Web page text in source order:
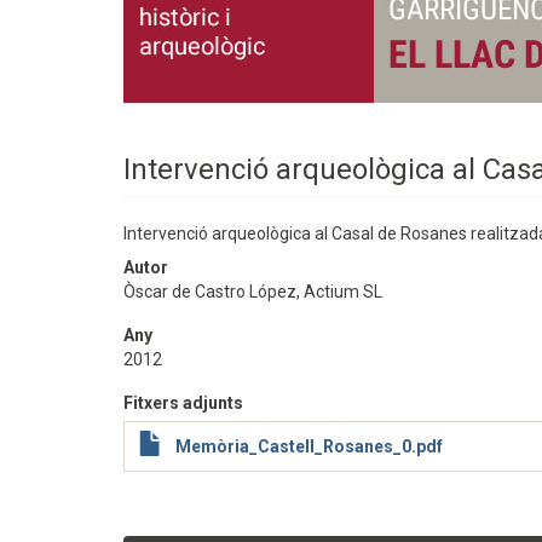
Intervenció arqueològica al
Intervenció arqueològica al Casal de Rosanes
Autor
Òscar de Castro López, Actium SL
Any
2012
Fitxers adjunts
Memòria_Castell_Rosanes_0.pdf